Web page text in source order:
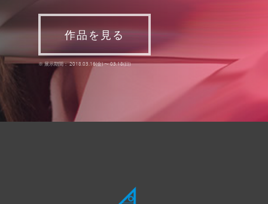
作品を見る
※ 展示期間： 2018.03.16(金) 〜 03.18(日)